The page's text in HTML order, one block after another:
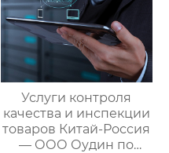
Услуги контроля
качества и инспекции
товаров Китай-Россия
— ООО Оудин по